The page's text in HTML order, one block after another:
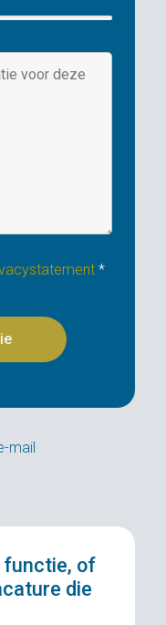
*
mail
functie, of
die